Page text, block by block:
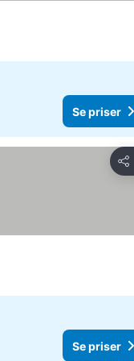
Se priser
Dela
Se priser